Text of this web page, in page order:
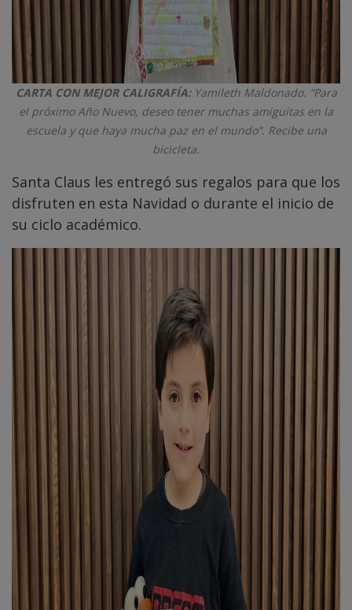
CARTA CON MEJOR CALIGRAFÍA:Yamileth Maldonado. “Para
el próximo Año Nuevo, deseo tener muchas amiguitas en la
escuela y que haya mucha paz en el mundo”. Recibe una
bicicleta.
Santa Claus les entregó sus regalos para que los
disfruten en esta Navidad o durante el inicio de
su ciclo académico.